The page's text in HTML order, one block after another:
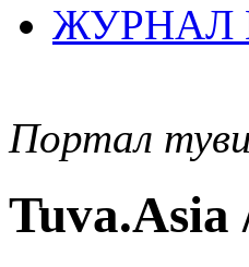
ЖУРНАЛ
Портал